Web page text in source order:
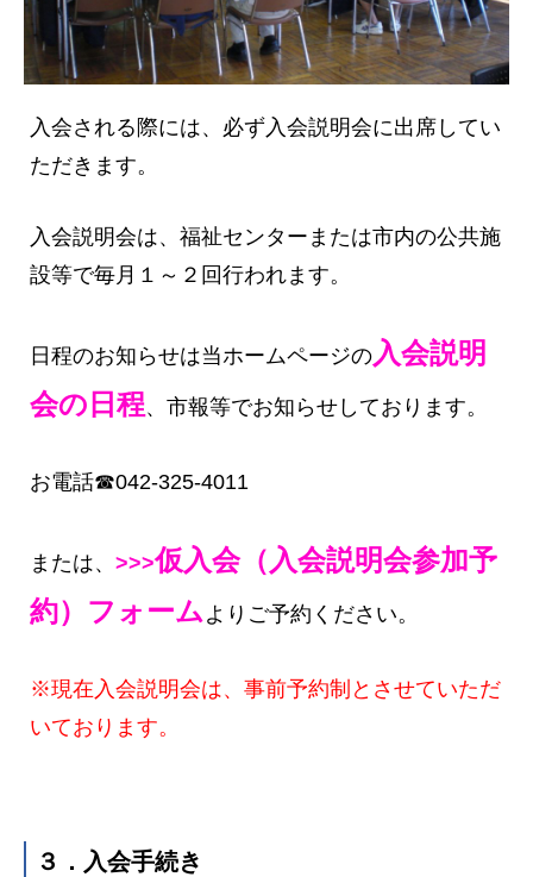
入会される際には、必ず入会説明会に出席してい
ただきます。
入会説明会は、福祉センターまたは市内の公共施
設等で毎月１～２回行われます。
日程のお知らせは当ホームページの入会説明
会の日程、市報等でお知らせしております。
お電話☎042-325-4011
または、 >>>仮入会（入会説明会参加予
約）フォーム よりご予約ください。
※現在入会説明会は、事前予約制とさせていただ
いております。
３．入会手続き